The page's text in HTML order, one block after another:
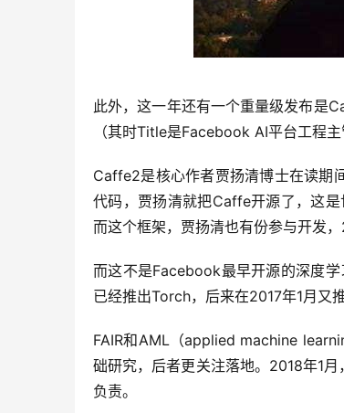
此外，这一年还有一个重量级发布是
（其时Title是Facebook AI平台工程
Caffe2是核心作者贾扬清博士在读期
代码，贾扬清就把Caffe开源了，这
而这个框架，贾扬清也有份参与开发，
而这不是Facebook最早开源的深度学习框架，由	Yann LeCun领导的Facebook	人工
已经推出Torch，后来在2017年1月又
FAIR和AML（applied machine
础研究，后者更关注落地。2018年1
负责。